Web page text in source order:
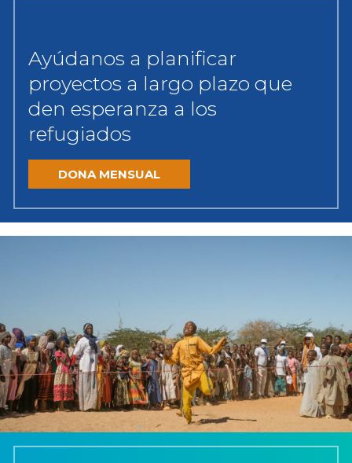
Ayúdanos a planificar
proyectos a largo plazo que
den esperanza a los
refugiados
DONA MENSUAL